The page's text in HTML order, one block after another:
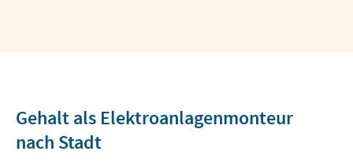
Gehalt als Elektroanlagenmonteur
nach Stadt